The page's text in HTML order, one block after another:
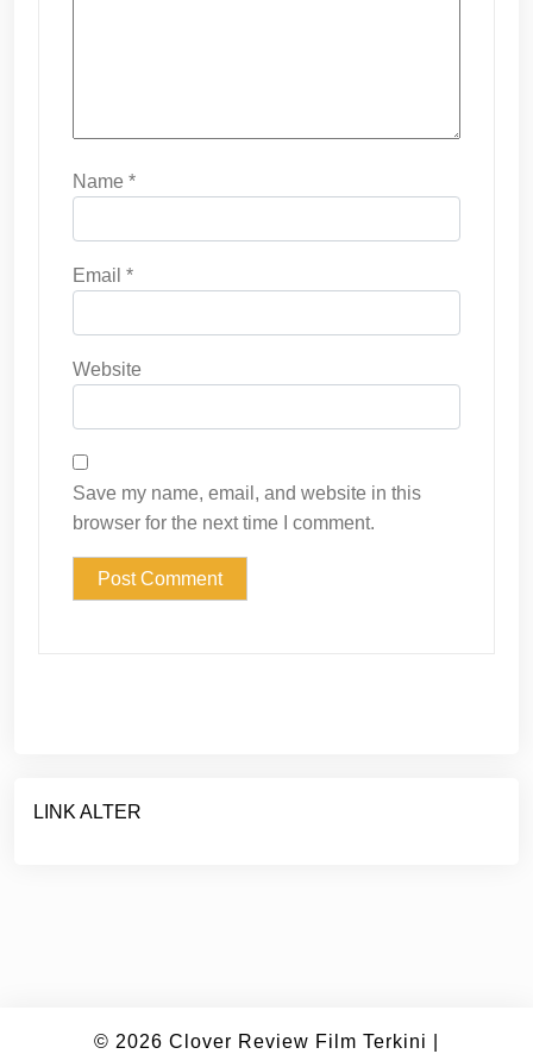
Name *
Email *
Website
Save my name, email, and website in this
browser for the next time I comment.
LINK ALTER
© 2026 Clover Review Film Terkini